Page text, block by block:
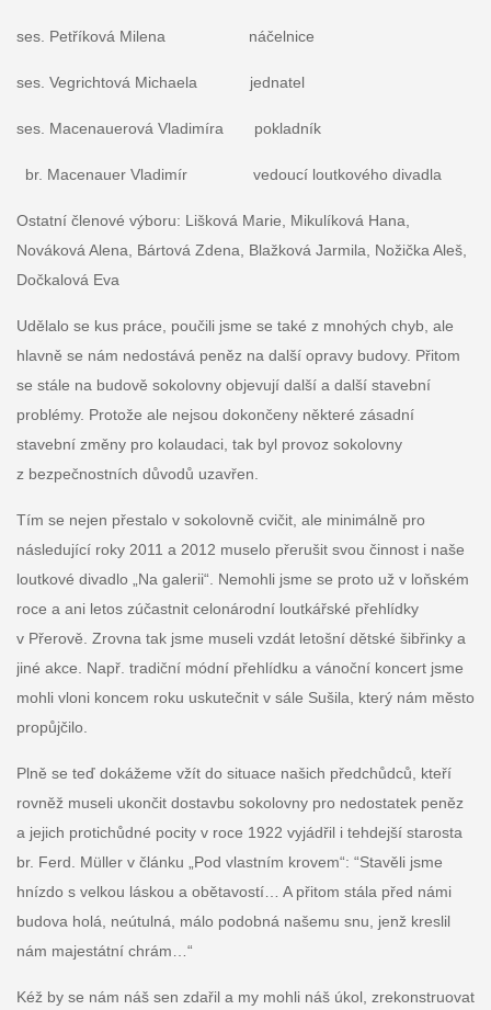
ses. Petříková Milena náčelnice
ses. Vegrichtová Michaela jednatel
ses. Macenauerová Vladimíra pokladník
br. Macenauer Vladimír vedoucí loutkového divadla
Ostatní členové výboru: Lišková Marie, Mikulíková Hana,
Nováková Alena, Bártová Zdena, Blažková Jarmila, Nožička Aleš,
Dočkalová Eva
Udělalo se kus práce, poučili jsme se také z mnohých chyb, ale
hlavně se nám nedostává peněz na další opravy budovy. Přitom
se stále na budově sokolovny objevují další a další stavební
problémy. Protože ale nejsou dokončeny některé zásadní
stavební změny pro kolaudaci, tak byl provoz sokolovny
z bezpečnostních důvodů uzavřen.
Tím se nejen přestalo v sokolovně cvičit, ale minimálně pro
následující roky 2011 a 2012 muselo přerušit svou činnost i naše
loutkové divadlo „Na galerii“. Nemohli jsme se proto už v loňském
roce a ani letos zúčastnit celonárodní loutkářské přehlídky
v Přerově. Zrovna tak jsme museli vzdát letošní dětské šibřinky a
jiné akce. Např. tradiční módní přehlídku a vánoční koncert jsme
mohli vloni koncem roku uskutečnit v sále Sušila, který nám město
propůjčilo.
Plně se teď dokážeme vžít do situace našich předchůdců, kteří
rovněž museli ukončit dostavbu sokolovny pro nedostatek peněz
a jejich protichůdné pocity v roce 1922 vyjádřil i tehdejší starosta
br. Ferd. Müller v článku „Pod vlastním krovem“: “Stavěli jsme
hnízdo s velkou láskou a obětavostí… A přitom stála před námi
budova holá, neútulná, málo podobná našemu snu, jenž kreslil
nám majestátní chrám…“
Kéž by se nám náš sen zdařil a my mohli náš úkol, zrekonstruovat